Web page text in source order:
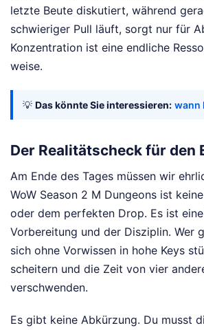
letzte Beute diskutiert, während
schwieriger Pull läuft, sorgt nur für
Konzentration ist eine endliche
weise.
💡 Das könnte Sie interessieren: wann
Der Realitätscheck für den
Am Ende des Tages müssen wir
WoW Season 2 M Dungeons ist
oder dem perfekten Drop. Es ist
Vorbereitung und der Disziplin. Wer
sich ohne Vorwissen in hohe Keys
scheitern und die Zeit von vier
verschwenden.
Es gibt keine Abkürzung. Du musst